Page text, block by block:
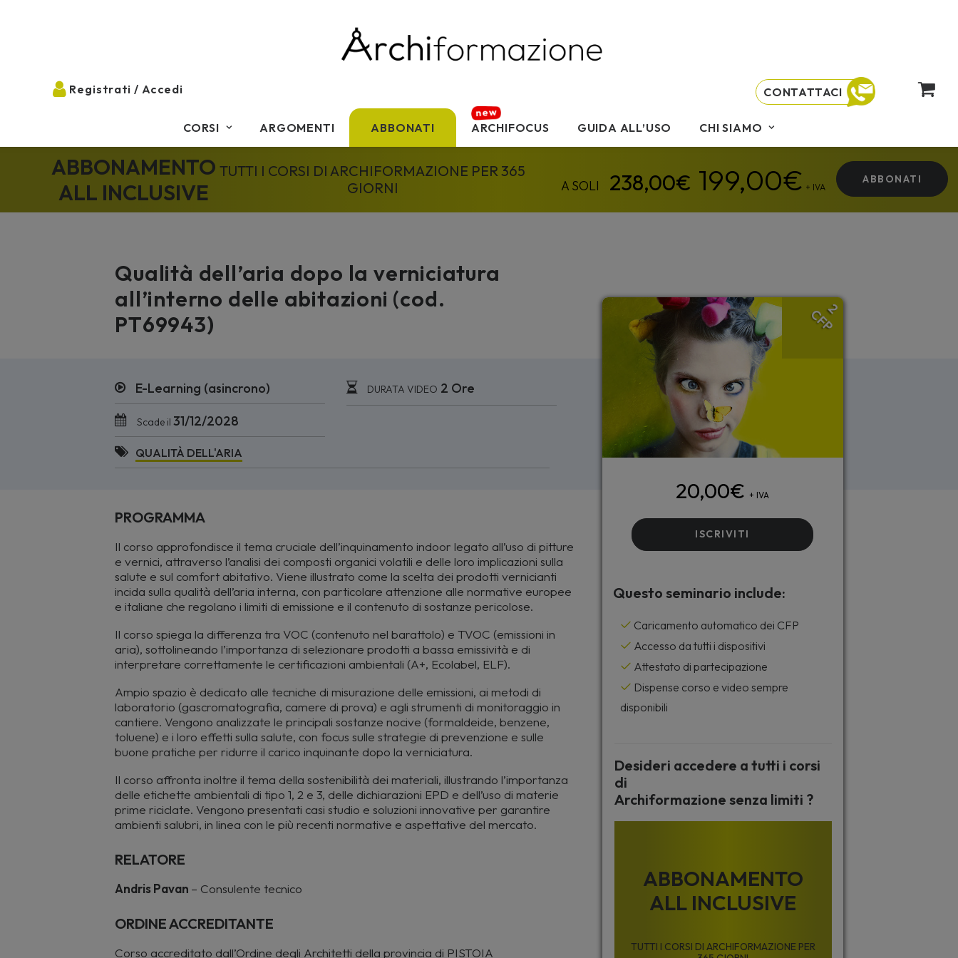
CORSI ARGOMENTI ABBONATI ARCHIFOCUS GUIDA ALL’USO CHI SIAMO
CONTATTACI
ABBONAMENTO
ALL INCLUSIVE
TUTTI I CORSI DI ARCHIFORMAZIONE PER 365
GIORNI
199,00€ + IVA
ABBONATI
Qualità dell’aria dopo la verniciatura
all’interno delle abitazioni (cod.
PT69943)
E-Learning (asincrono) DURATA VIDEO 2 Ore
Scade il31/12/2028
QUALITÀ DELL'ARIA
PROGRAMMA
Il corso approfondisce il tema cruciale dell’inquinamento indoor legato all’uso di pitture
e vernici, attraverso l’analisi dei composti organici volatili e delle loro implicazioni sulla
salute e sul comfort abitativo. Viene illustrato come la scelta dei prodotti vernicianti
incida sulla qualità dell’aria interna, con particolare attenzione alle normative europee
e italiane che regolano i limiti di emissione e il contenuto di sostanze pericolose.
Il corso spiega la differenza tra VOC (contenuto nel barattolo) e TVOC (emissioni in
aria), sottolineando l’importanza di selezionare prodotti a bassa emissività e di
interpretare correttamente le certificazioni ambientali (A+, Ecolabel, ELF).
Ampio spazio è dedicato alle tecniche di misurazione delle emissioni, ai metodi di
laboratorio (gascromatografia, camere di prova) e agli strumenti di monitoraggio in
cantiere. Vengono analizzate le principali sostanze nocive (formaldeide, benzene,
toluene) e i loro effetti sulla salute, con focus sulle strategie di prevenzione e sulle
buone pratiche per ridurre il carico inquinante dopo la verniciatura.
Il corso affronta inoltre il tema della sostenibilità dei materiali, illustrando l’importanza
delle etichette ambientali di tipo 1, 2 e 3, delle dichiarazioni EPD e dell’uso di materie
prime riciclate. Vengono presentati casi studio e soluzioni innovative per garantire
ambienti salubri, in linea con le più recenti normative e aspettative del mercato.
RELATORE
Andris Pavan – Consulente tecnico
ORDINE ACCREDITANTE
Corso accreditato dall’Ordine degli Architetti della provincia di PISTOIA
2
CFP
20,00€ + IVA
ISCRIVITI
Questo seminario include:
Caricamento automatico dei CFP
Accesso da tutti i dispositivi
Attestato di partecipazione
Dispense corso e video sempre
disponibili
Desideri accedere a tutti i corsi
di
Archiformazione senza limiti ?
ABBONAMENTO
ALL INCLUSIVE
TUTTI I CORSI DI ARCHIFORMAZIONE PER